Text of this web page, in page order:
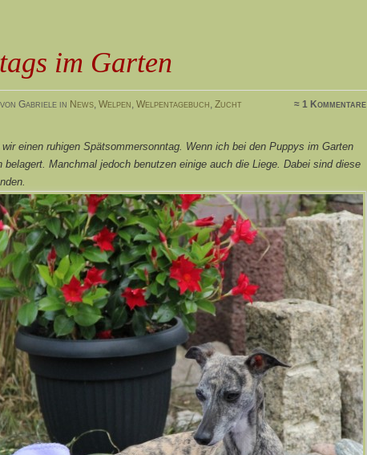
im Garten
Gabriele in News, Welpen, Welpentagebuch, Zucht ≈ 1 Kommentare
einen ruhigen Spätsommersonntag. Wenn ich bei den Puppys im Garten
belagert. Manchmal jedoch benutzen einige auch die Liege. Dabei sind diese